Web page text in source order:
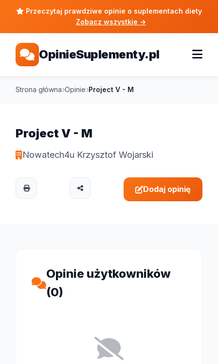
Przeczytaj prawdziwe opinie o suplementach diety
Zobacz wszystkie →
OpinieSuplementy.pl
Strona główna Opinie Project V - M
Project V - M
Nowatech4u Krzysztof Wojarski
Dodaj opinię
Opinie użytkowników
(0)